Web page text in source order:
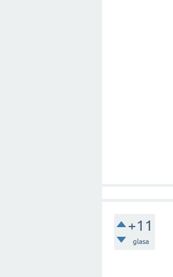
+11
glasa